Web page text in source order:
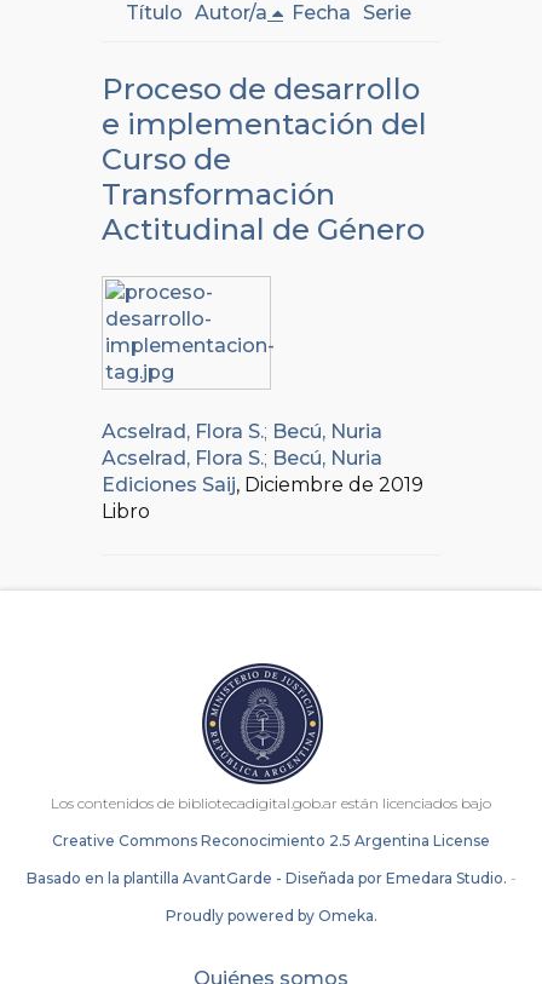
Título Autor/a Fecha Serie
Proceso de desarrollo
e implementación del
Curso de
Transformación
Actitudinal de Género
Acselrad, Flora S.; Becú, Nuria
Acselrad, Flora S.; Becú, Nuria
Ediciones Saij, Diciembre de 2019
Libro
Los contenidos de bibliotecadigital.gob.ar están licenciados bajo
Creative Commons Reconocimiento 2.5 Argentina License
Basado en la plantilla AvantGarde - Diseñada por Emedara Studio. -
Proudly powered by Omeka.
Quiénes somos